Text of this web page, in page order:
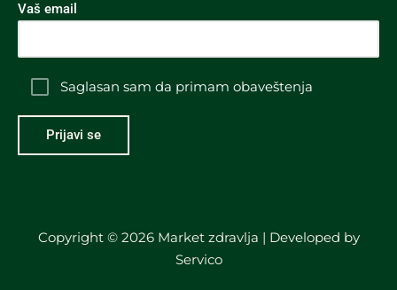
Vaš email
Saglasan sam da primam obaveštenja
Copyright © 2026 Market zdravlja | Developed by
Servico